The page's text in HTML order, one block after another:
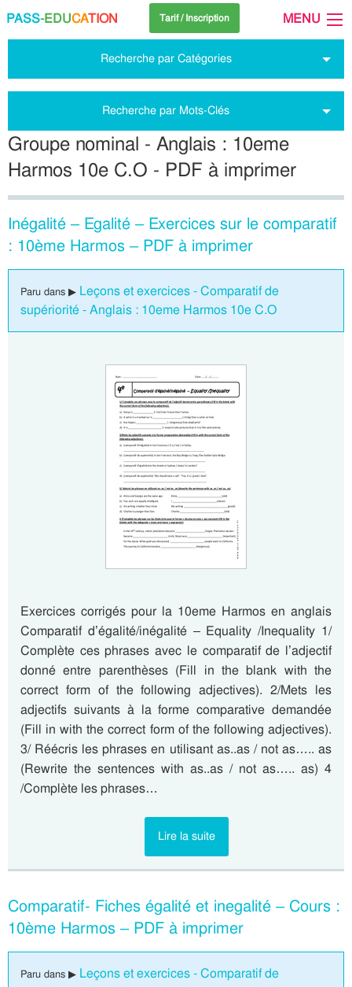
PASS-EDUCATION Tarif / Inscription MENU
Recherche par Catégories
Recherche par Mots-Clés
Groupe nominal - Anglais : 10eme
Harmos 10e C.O - PDF à imprimer
Inégalité – Egalité – Exercices sur le comparatif
: 10ème Harmos – PDF à imprimer
Paru dans ▶ Leçons et exercices - Comparatif de
supériorité - Anglais : 10eme Harmos 10e C.O
Exercices corrigés pour la 10eme Harmos en anglais
Comparatif d’égalité/inégalité – Equality /Inequality 1/
Complète ces phrases avec le comparatif de l’adjectif
donné entre parenthèses (Fill in the blank with the
correct form of the following adjectives). 2/Mets les
adjectifs suivants à la forme comparative demandée
(Fill in with the correct form of the following adjectives).
3/ Réécris les phrases en utilisant as..as / not as….. as
(Rewrite the sentences with as..as / not as….. as) 4
/Complète les phrases…
Lire la suite
Comparatif- Fiches égalité et inegalité – Cours :
10ème Harmos – PDF à imprimer
Paru dans ▶ Leçons et exercices - Comparatif de